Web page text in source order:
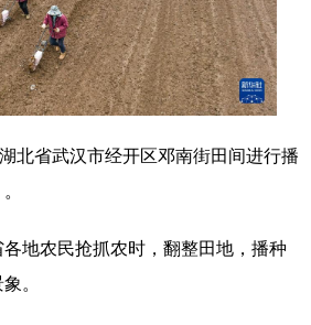
文件 金融 汽车
居 信息化 数字经济
省武汉市经开区邓南街田间进行播
农民抢抓农时，翻整田地，播种
。